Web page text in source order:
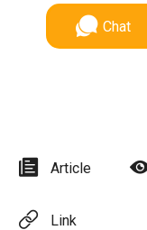
Chat
Article
Link